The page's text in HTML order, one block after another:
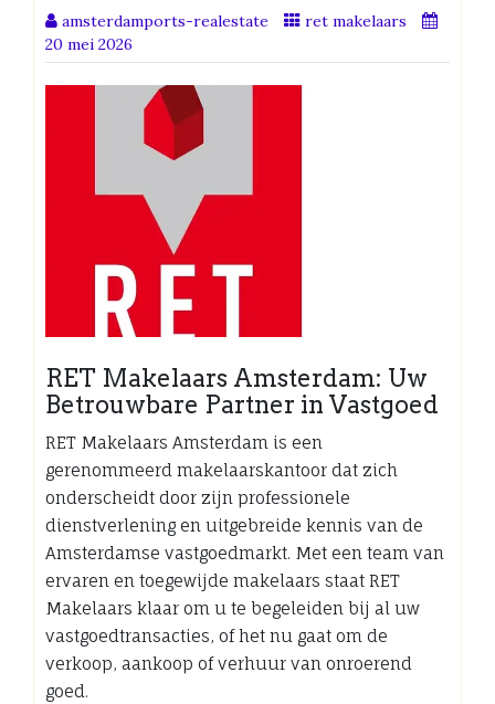
amsterdamports-realestate
ret makelaars
20 mei 2026
RET Makelaars Amsterdam: Uw
Betrouwbare Partner in Vastgoed
RET Makelaars Amsterdam is een
gerenommeerd makelaarskantoor dat zich
onderscheidt door zijn professionele
dienstverlening en uitgebreide kennis van de
Amsterdamse vastgoedmarkt. Met een team van
ervaren en toegewijde makelaars staat RET
Makelaars klaar om u te begeleiden bij al uw
vastgoedtransacties, of het nu gaat om de
verkoop, aankoop of verhuur van onroerend
goed.